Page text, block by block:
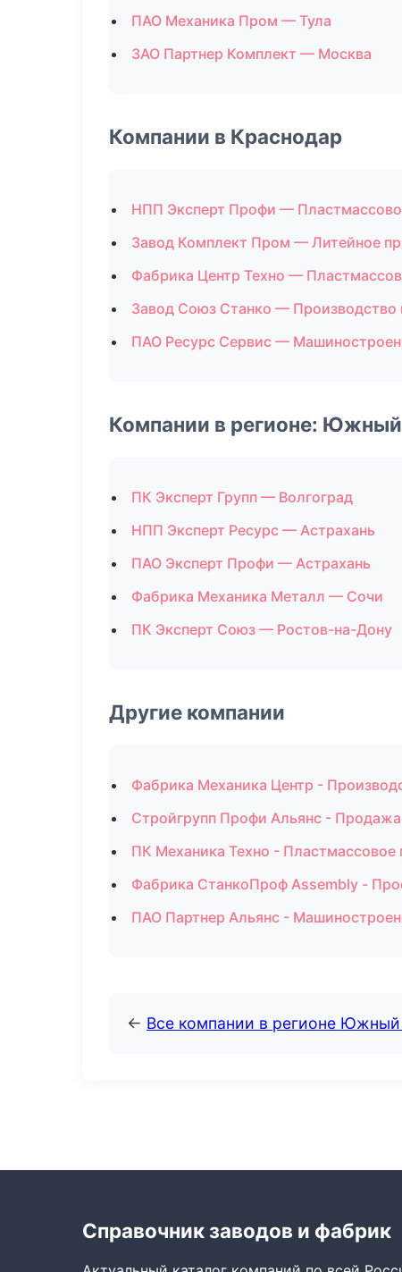
ПАО Механика Пром — Тула
ЗАО Партнер Комплект — Москва
Компании в Краснодар
НПП Эксперт Профи —
Завод Комплект Пром — Литейное
Фабрика Центр Техно —
Завод Союз Станко — Производство
ПАО Ресурс Сервис —
Компании в регионе:
ПК Эксперт Групп — Волгоград
НПП Эксперт Ресурс — Астрахань
ПАО Эксперт Профи — Астрахань
Фабрика Механика Металл — Сочи
ПК Эксперт Союз — Ростов-на-Дону
Другие компании
Фабрика Механика Центр -
Стройгрупп Профи Альянс -
ПК Механика Техно - Пластмассовое
Фабрика СтанкоПроф Assembly -
ПАО Партнер Альянс -
← Все компании в регионе
Справочник заводов и фабрик